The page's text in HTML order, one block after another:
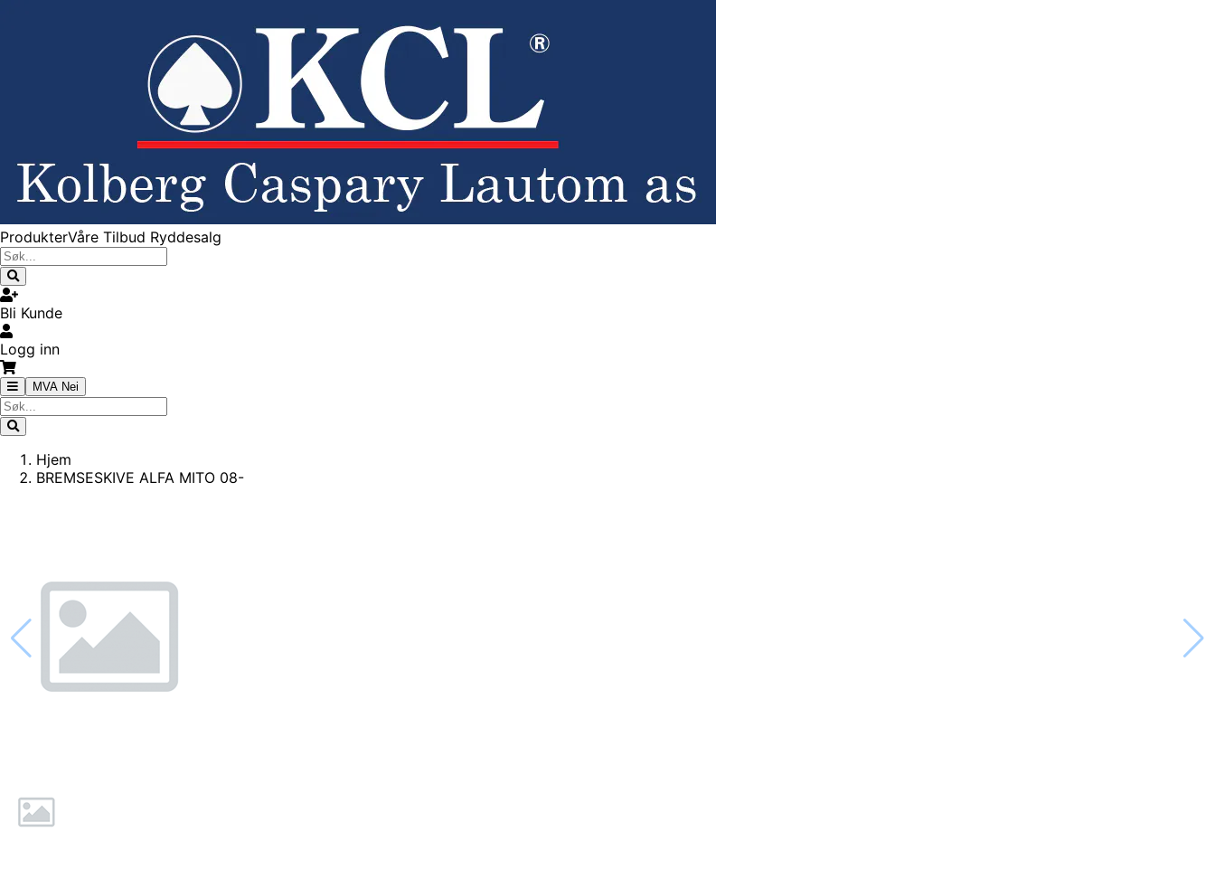
ProdukterVåre Tilbud Ryddesalg
Bli Kunde
Logg inn
MVA Nei
Hjem
BREMSESKIVE ALFA MITO 08-